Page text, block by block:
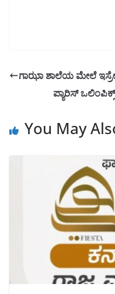
ಗಾಝಾ ಶಾಲೆಯ ಮೇಲೆ
ಪ್ಯಾರಿಸ್
You May